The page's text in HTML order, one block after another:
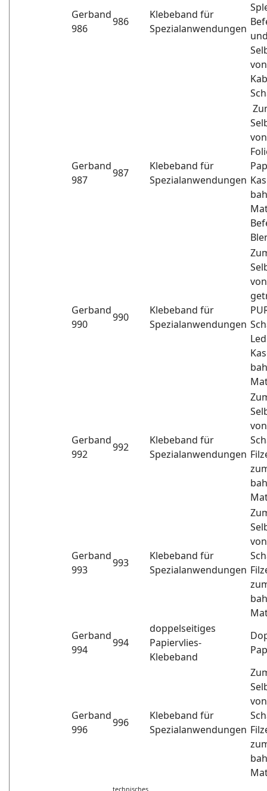
Gerband
986
986
Klebeband für
Spezialanwendungen
Gerband
987
987
Klebeband für
Spezialanwendungen
Gerband
990
990
Klebeband für
Spezialanwendungen
Gerband
992
992
Klebeband für
Spezialanwendungen
Gerband
993
993
Klebeband für
Spezialanwendungen
Gerband
994
994
doppelseitiges
Papiervlies-
Klebeband
Gerband
996
996
Klebeband für
Spezialanwendungen
technisches